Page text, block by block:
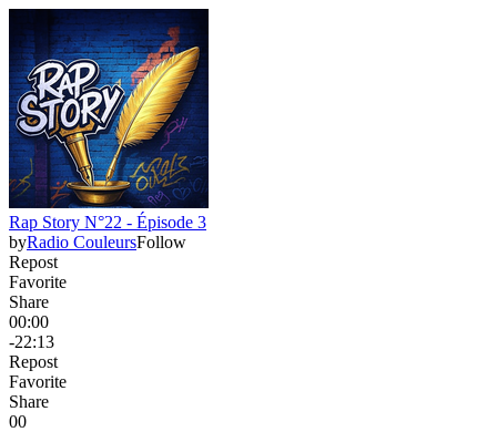
Rap Story N°22 - Épisode 3
byRadio CouleursFollow
Repost
Favorite
Share
00:00
-22:13
Repost
Favorite
Share
00